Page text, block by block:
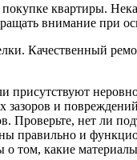
квартиры.
внимание при
Качественный
присутствуют
и
Проверьте, нет ли
правильно и
о том, какие